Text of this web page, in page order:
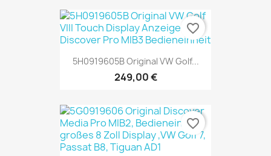
5H0919605B Original VW Golf...
249,00 €
favorite_border
favorite_border